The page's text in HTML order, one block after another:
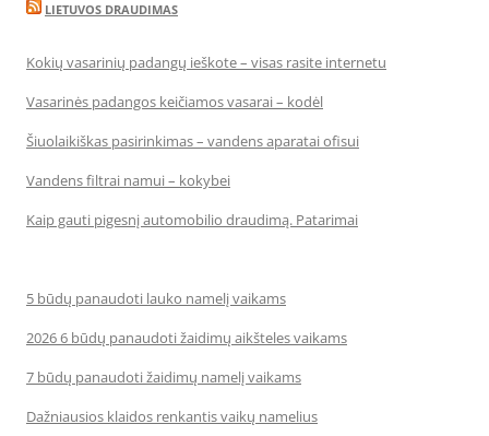
LIETUVOS DRAUDIMAS
Kokių vasarinių padangų ieškote – visas rasite internetu
Vasarinės padangos keičiamos vasarai – kodėl
Šiuolaikiškas pasirinkimas – vandens aparatai ofisui
Vandens filtrai namui – kokybei
Kaip gauti pigesnį automobilio draudimą. Patarimai
5 būdų panaudoti lauko namelį vaikams
2026 6 būdų panaudoti žaidimų aikšteles vaikams
7 būdų panaudoti žaidimų namelį vaikams
Dažniausios klaidos renkantis vaikų namelius